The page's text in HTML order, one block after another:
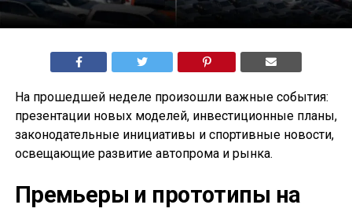
На прошедшей неделе произошли важные события:
презентации новых моделей, инвестиционные планы,
законодательные инициативы и спортивные новости,
освещающие развитие автопрома и рынка.
Премьеры и прототипы на